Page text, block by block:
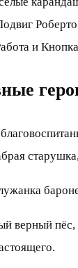
и
верный пёс,